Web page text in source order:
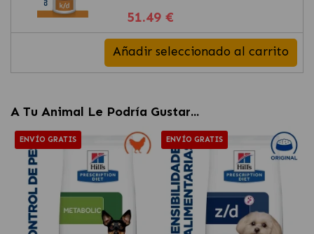
51.49 €
Añadir seleccionado al carrito
A Tu Animal Le Podría Gustar...
ENVÍO GRATIS ENVÍO GRATIS